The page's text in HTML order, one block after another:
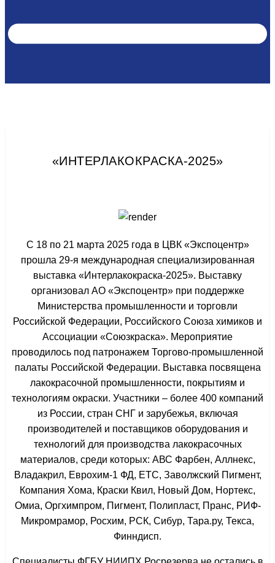
«ИНТЕРЛАКОКРАСКА-2025»
С 18 по 21 марта 2025 года в ЦВК «Экспоцентр»
прошла 29-я международная специализированная
выставка «Интерлакокраска-2025». Выставку
организовал АО «Экспоцентр» при поддержке
Министерства промышленности и торговли
Российской Федерации, Российского Союза химиков и
Ассоциации «Союзкраска». Мероприятие
проводилось под патронажем Торгово-промышленной
палаты Российской Федерации. Выставка посвящена
лакокрасочной промышленности, покрытиям и
технологиям окраски. Участники – более 400 компаний
из России, стран СНГ и зарубежья, включая
производителей и поставщиков оборудования и
технологий для производства лакокрасочных
материалов, среди которых: АВС Фарбен, Аллнекс,
Владакрил, Еврохим-1 ФД, ЕТС, Заволжский Пигмент,
Компания Хома, Краски Квил, Новый Дом, Нортекс,
Омиа, Оргхимпром, Пигмент, Полипласт, Пранс, РИФ-
Микромрамор, Росхим, РСК, Сибур, Тара.ру, Текса,
Финндисп.